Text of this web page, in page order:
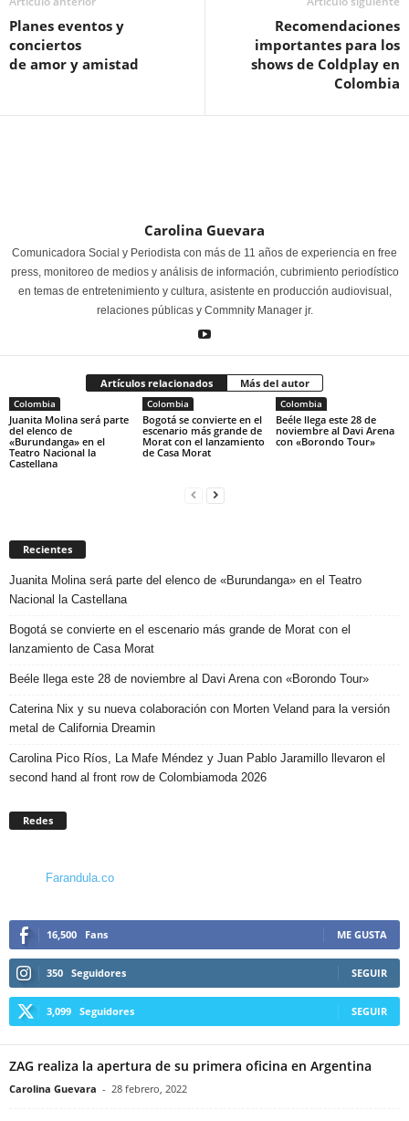
Planes eventos y
conciertos
de amor y amistad
Recomendaciones
importantes para los
shows de Coldplay en
Colombia
Carolina Guevara
Comunicadora Social y Periodista con más de 11 años de experiencia en free
press, monitoreo de medios y análisis de información, cubrimiento periodístico
en temas de entretenimiento y cultura, asistente en producción audiovisual,
relaciones públicas y Commnity Manager jr.
Artículos relacionados Más del autor
Colombia
Juanita Molina será parte
del elenco de
«Burundanga» en el
Teatro Nacional la
Castellana
Colombia
Bogotá se convierte en el
escenario más grande de
Morat con el lanzamiento
de Casa Morat
Colombia
Beéle llega este 28 de
noviembre al Davi Arena
con «Borondo Tour»
Recientes
Juanita Molina será parte del elenco de «Burundanga» en el Teatro
Nacional la Castellana
Bogotá se convierte en el escenario más grande de Morat con el
lanzamiento de Casa Morat
Beéle llega este 28 de noviembre al Davi Arena con «Borondo Tour»
Caterina Nix y su nueva colaboración con Morten Veland para la versión
metal de California Dreamin
Carolina Pico Ríos, La Mafe Méndez y Juan Pablo Jaramillo llevaron el
second hand al front row de Colombiamoda 2026
Redes
Farandula.co
16,500 Fans ME GUSTA
350 Seguidores SEGUIR
3,099 Seguidores SEGUIR
ZAG realiza la apertura de su primera oficina en Argentina
Carolina Guevara - 28 febrero, 2022